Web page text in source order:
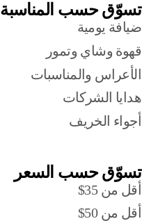
تسوّق حسب المناسبة
ضيافة يومية
قهوة وشاي وتمور
الأعراس والمناسبات
هدايا الشركات
أجواء الخريف
تسوّق حسب السعر
أقل من 35$
أقل من 50$